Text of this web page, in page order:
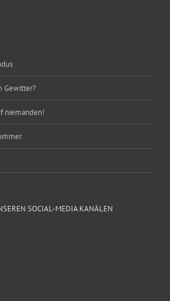
Gewitter?
niemanden!
SOCIAL-MEDIA KANÄLEN